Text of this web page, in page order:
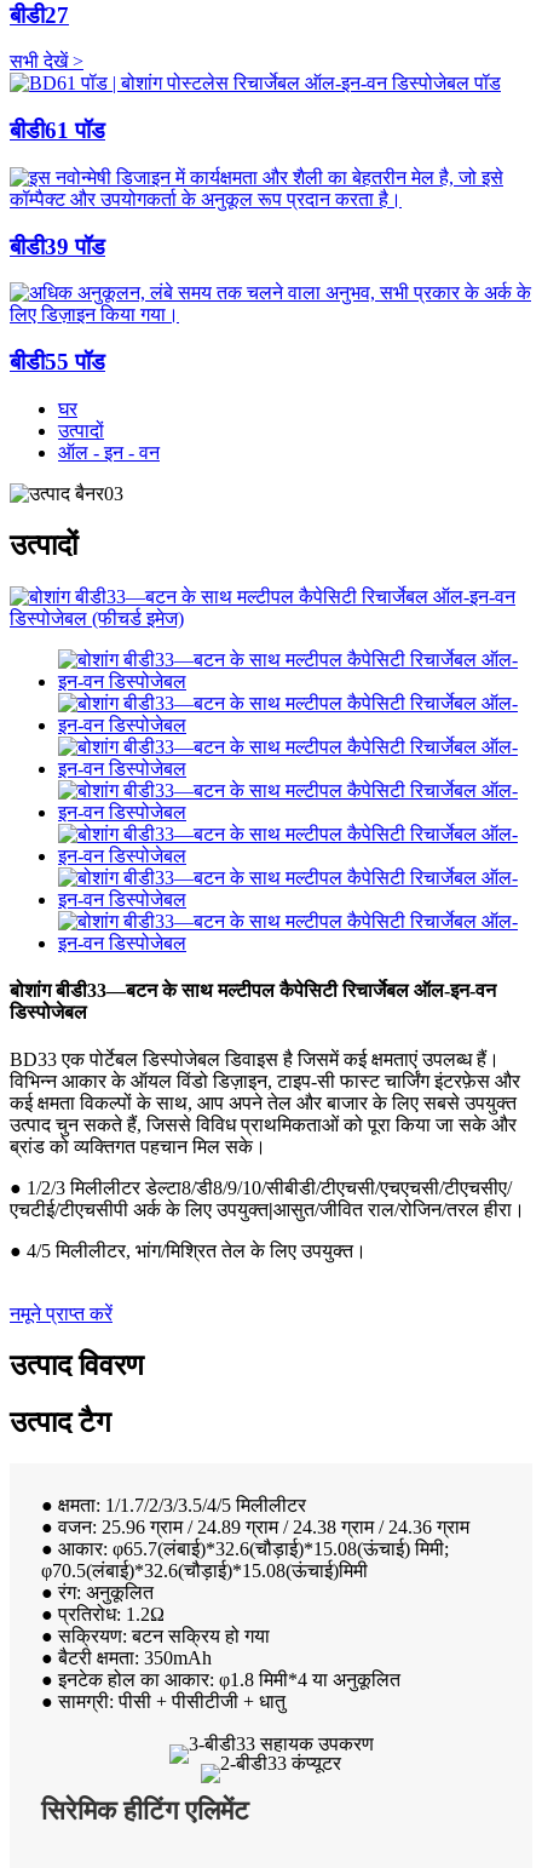
बीडी27
सभी देखें >
बीडी61 पॉड
बीडी39 पॉड
बीडी55 पॉड
घर
उत्पादों
ऑल - इन - वन
उत्पादों
बोशांग बीडी33—बटन के साथ मल्टीपल कैपेसिटी रिचार्जेबल ऑल-इन-वन
डिस्पोजेबल
BD33 एक पोर्टेबल डिस्पोजेबल डिवाइस है जिसमें कई क्षमताएं उपलब्ध हैं।
विभिन्न आकार के ऑयल विंडो डिज़ाइन, टाइप-सी फास्ट चार्जिंग इंटरफ़ेस और
कई क्षमता विकल्पों के साथ, आप अपने तेल और बाजार के लिए सबसे उपयुक्त
उत्पाद चुन सकते हैं, जिससे विविध प्राथमिकताओं को पूरा किया जा सके और
ब्रांड को व्यक्तिगत पहचान मिल सके।
● 1/2/3 मिलीलीटर डेल्टा8/डी8/9/10/सीबीडी/टीएचसी/एचएचसी/टीएचसीए/
एचटीई/टीएचसीपी अर्क के लिए उपयुक्त|आसुत/जीवित राल/रोजिन/तरल हीरा।
● 4/5 मिलीलीटर, भांग/मिश्रित तेल के लिए उपयुक्त।
नमूने प्राप्त करें
उत्पाद विवरण
उत्पाद टैग
● क्षमता: 1/1.7/2/3/3.5/4/5 मिलीलीटर
● वजन: 25.96 ग्राम / 24.89 ग्राम / 24.38 ग्राम / 24.36 ग्राम
● आकार: φ65.7(लंबाई)*32.6(चौड़ाई)*15.08(ऊंचाई) मिमी;
φ70.5(लंबाई)*32.6(चौड़ाई)*15.08(ऊंचाई)मिमी
● रंग: अनुकूलित
● प्रतिरोध: 1.2Ω
● सक्रियण: बटन सक्रिय हो गया
● बैटरी क्षमता: 350mAh
● इनटेक होल का आकार: φ1.8 मिमी*4 या अनुकूलित
● सामग्री: पीसी + पीसीटीजी + धातु
सिरेमिक हीटिंग एलिमेंट